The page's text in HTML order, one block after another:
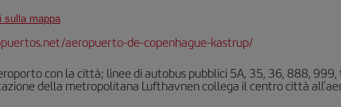
sulla mappa
aeropuerto-de-copenhague-kastrup/
con la città; linee di autobus pubblici 5A, 35, 36, 888,
della metropolitana Lufthavnen collega il centro città